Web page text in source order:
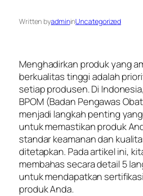
Written byadmininUncategorized
Menghadirkan produk yang
berkualitas tinggi adalah
setiap produsen. Di
BPOM (Badan Pengawas
menjadi langkah penting
untuk memastikan produk
standar keamanan dan
ditetapkan. Pada artikel ini,
membahas secara detail 5
untuk mendapatkan
produk Anda.